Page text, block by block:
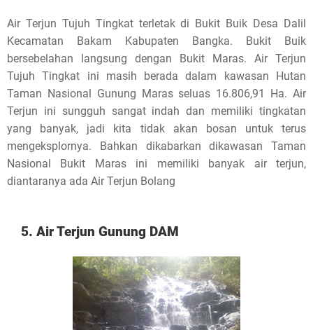
Air Terjun Tujuh Tingkat terletak di Bukit Buik Desa Dalil
Kecamatan Bakam Kabupaten Bangka. Bukit Buik
bersebelahan langsung dengan Bukit Maras. Air Terjun
Tujuh Tingkat ini masih berada dalam kawasan Hutan
Taman Nasional Gunung Maras seluas 16.806,91 Ha. Air
Terjun ini sungguh sangat indah dan memiliki tingkatan
yang banyak, jadi kita tidak akan bosan untuk terus
mengeksplornya. Bahkan dikabarkan dikawasan Taman
Nasional Bukit Maras ini memiliki banyak air terjun,
diantaranya ada Air Terjun Bolang
5. Air Terjun Gunung DAM